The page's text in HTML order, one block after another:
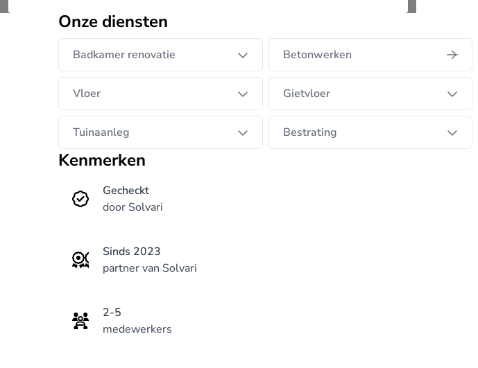
Onze diensten
Badkamer renovatie Betonwerken
Vloer Gietvloer
Tuinaanleg Bestrating
Kenmerken
Gecheckt
door Solvari
Sinds 2023
partner van Solvari
2-5
medewerkers